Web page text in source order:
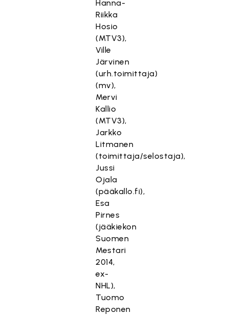
Hanna-
Riikka
Hosio
(MTV3),
Ville
Järvinen
(urh.toimittaja)
(mv),
Mervi
Kallio
(MTV3),
Jarkko
Litmanen
(toimittaja/selostaja),
Jussi
Ojala
(pääkallo.fi),
Esa
Pirnes
(jääkiekon
Suomen
Mestari
2014,
ex-
NHL),
Tuomo
Reponen